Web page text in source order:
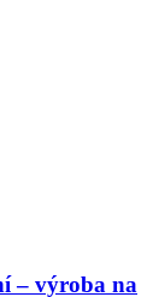
– výroba na